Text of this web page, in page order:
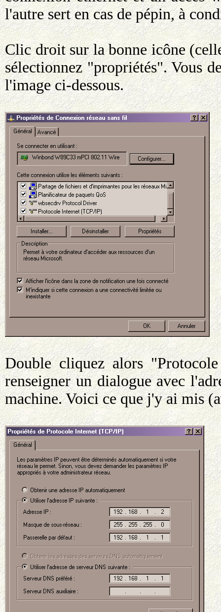
l'autre sert en cas de pépin, à
Clic droit sur la bonne icône
sélectionnez "propriétés". Vous
l'image ci-dessous.
Double cliquez alors
renseigner un dialogue avec
machine. Voici ce que j'y ai mis